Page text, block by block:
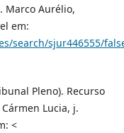
Marco Aurélio,
em:
search/sjur446555/
Pleno). Recurso
Lucia, j.
<